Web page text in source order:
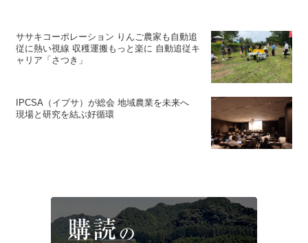
ササキコーポレーション りんご農家も自動追
従に熱い視線 収穫運搬もっと楽に 自動追従キ
ャリア「さつき」
IPCSA（イプサ）が総会 地域農業を未来へ
現場と研究を結ぶ好循環